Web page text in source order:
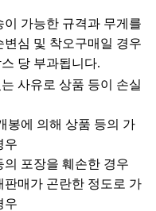
가능한 규격과 무게를
심 및 착오구매일 경우
당 부과됩니다.
사유로 상품 등이 손실
봉에 의해 상품 등의 가
우
포장을 훼손한 경우
매가 곤란한 정도로 가
우